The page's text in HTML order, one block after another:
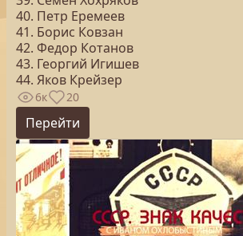
40. Петр Еремеев
41. Борис Ковзан
42. Федор Котанов
43. Георгий Игишев
44. Яков Крейзер
6к 20
Перейти